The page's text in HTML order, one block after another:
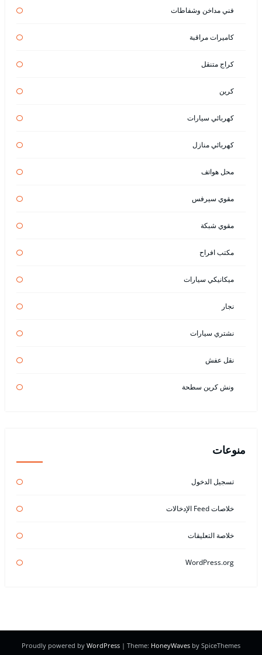
فني مداخن وشفاطات
كاميرات مراقبة
كراج متنقل
كرين
كهربائي سيارات
كهربائي منازل
محل هواتف
مقوي سيرفس
مقوي شبكة
مكتب افراح
ميكانيكي سيارات
نجار
نشتري سيارات
نقل عفش
ونش كرين سطحة
منوعات
تسجيل الدخول
خلاصات Feed الإدخالات
خلاصة التعليقات
WordPress.org
Proudly powered by WordPress | Theme: HoneyWaves by SpiceThemes